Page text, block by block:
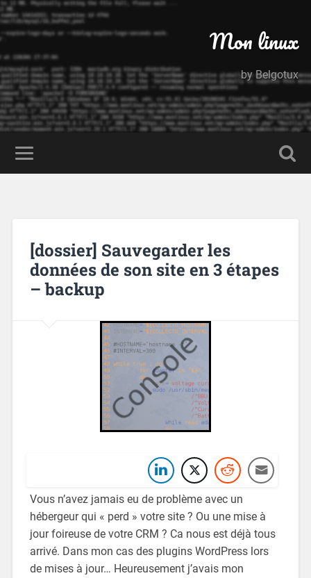
Mon linux
by Belgotux
[dossier] Sauvegarder les
données de son site en 3 étapes
– backup
Vous n’avez jamais eu de problème avec un
hébergeur qui « perd » votre site ? Ou une mise à
jour foireuse de votre CRM ? Ca nous est déjà tous
arrivé. Dans mon cas des plugins WordPress lors
de mises à jour… Heureusement j’avais mon